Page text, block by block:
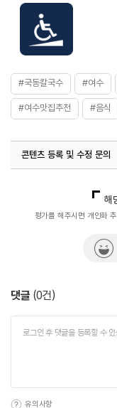
#국동칼국수 #여수
#여수맛집추천 #음식
콘텐츠 등록 및 수정 문의
열린관광콘텐츠팀(열린관해
평가를 해주시면 개인화
댓글 (0건)
유의사항